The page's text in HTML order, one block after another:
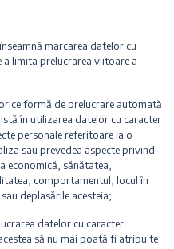
marcarea datelor cu
limita prelucrarea viitoare a
formă de prelucrare automată
în utilizarea datelor cu caracter
personale referitoare la o
sau prevedea aspecte privind
economică, sănătatea,
comportamentul, locul în
deplasările acesteia;
datelor cu caracter
să nu mai poată fi atribuite